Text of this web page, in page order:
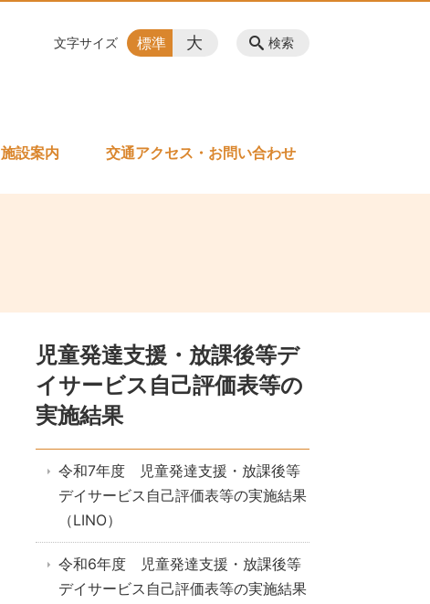
施設案内 交通アクセス・お問い合わせ
検索
文字サイズ 標準 大
児童発達支援・放課後等デ
イサービス自己評価表等の
実施結果
令和7年度 児童発達支援・放課後等
デイサービス自己評価表等の実施結果
（LINO）
令和6年度 児童発達支援・放課後等
デイサービス自己評価表等の実施結果